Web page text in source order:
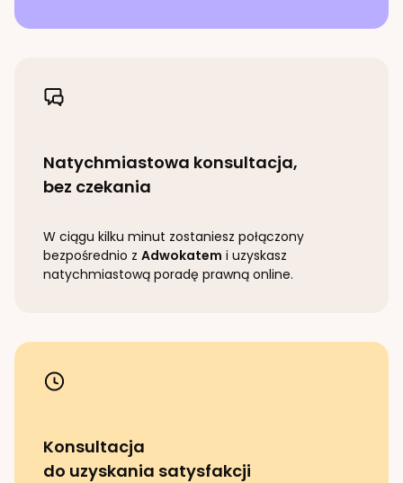
Natychmiastowa konsultacja,
bez czekania
W ciągu kilku minut zostaniesz połączony
bezpośrednio z Adwokatem i uzyskasz
natychmiastową poradę prawną online.
Konsultacja
do uzyskania satysfakcji